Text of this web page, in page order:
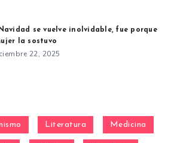
se vuelve inolvidable, fue porque
la sostuvo
22, 2025
Literatura Medicina